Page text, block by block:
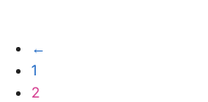
←
1
2